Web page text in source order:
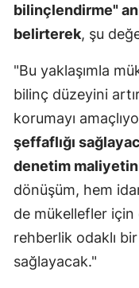
bilinçlendirme"
belirterek, şu
"Bu yaklaşımla
bilinç düzeyini
korumayı
şeffaflığı
denetim
dönüşüm, hem
de mükellefler için
rehberlik odaklı
sağlayacak."